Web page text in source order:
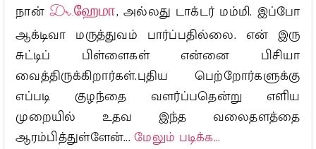
நான்Dr.ஹேமா, அல்லது டாக்டர் மம்மி. இப்போ
ஆக்டிவா மருத்துவம் பார்ப்பதில்லை. என் இரு
சுட்டிப் பிள்ளைகள் என்னை பிசியா
வைத்திருக்கிறார்கள்.புதிய பெற்றோர்களுக்கு
எப்படி குழந்தை வளர்ப்பதென்று எளிய
முறையில் உதவ இந்த வலைதளத்தை
ஆரம்பித்துள்ளேன்...மேலும் படிக்க...